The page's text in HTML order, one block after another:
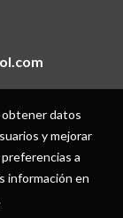
obtener datos
y mejorar
a
información en